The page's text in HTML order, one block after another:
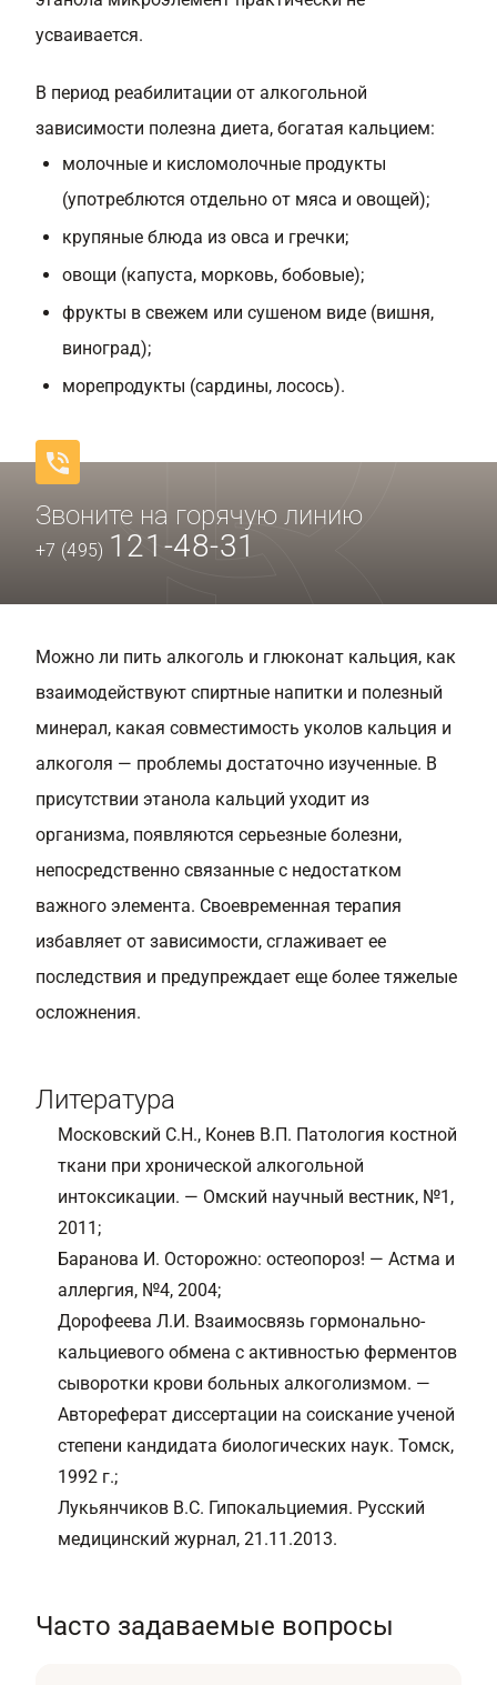
усваивается.
В период реабилитации от алкогольной
зависимости полезна диета, богатая кальцием:
молочные и кисломолочные продукты
(употреблются отдельно от мяса и овощей);
крупяные блюда из овса и гречки;
овощи (капуста, морковь, бобовые);
фрукты в свежем или сушеном виде (вишня,
виноград);
морепродукты (сардины, лосось).
Звоните на горячую линию
+7 (495) 121-48-31
Можно ли пить алкоголь и глюконат кальция, как
взаимодействуют спиртные напитки и полезный
минерал, какая совместимость уколов кальция и
алкоголя — проблемы достаточно изученные. В
присутствии этанола кальций уходит из
организма, появляются серьезные болезни,
непосредственно связанные с недостатком
важного элемента. Своевременная терапия
избавляет от зависимости, сглаживает ее
последствия и предупреждает еще более тяжелые
осложнения.
Литература
Московский С.Н., Конев В.П. Патология костной
ткани при хронической алкогольной
интоксикации. — Омский научный вестник, №1,
2011;
Баранова И. Осторожно: остеопороз! — Астма и
аллергия, №4, 2004;
Дорофеева Л.И. Взаимосвязь гормонально-
кальциевого обмена с активностью ферментов
сыворотки крови больных алкоголизмом. —
Автореферат диссертации на соискание ученой
степени кандидата биологических наук. Томск,
1992 г.;
Лукьянчиков В.С. Гипокальциемия. Русский
медицинский журнал, 21.11.2013.
Часто задаваемые вопросы